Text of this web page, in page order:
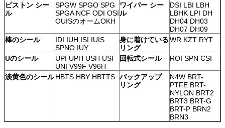
ピストン シー
ル
SPGW SPGO SPG
SPGA NCF ODI OSI
OUISのオームOKH
ワイパー シー
ル
DSI LBI LBH
LBHK LPI DH
DH04 DH03
DH07 DH09
棒のシール
IDI IUH ISI IUIS
SPNO IUY
身に着けている
リング
WR KZT RYT
Uのシール
UPI UPH USH USI
UNI V99F V96H
回転式シール ROI SPN CSI
淡黄色のシールHBTS HBY HBTTS バックアップ
リング
N4W BRT-
PTFE BRT-
NYLON BRT2
BRT3 BRT-G
BRT-P BRN2
BRN3